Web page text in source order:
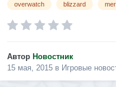
overwatch blizzard
Автор Новостник
15 мая, 2015 в Игровые